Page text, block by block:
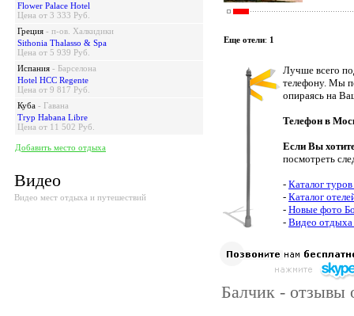
Flower Palace Hotel
Цена от 3 333 Руб.
Греция - п-ов. Халкидики
Sithonia Thalasso & Spa
Цена от 5 939 Руб.
Испания - Барселона
Hotel HCC Regente
Цена от 9 817 Руб.
Куба - Гавана
Tryp Habana Libre
Цена от 11 502 Руб.
Добавить место отдыха
Видео
Видео мест отдыха и путешествий
Еще отели: 1
Лучше всего
телефону. Мы
опираясь на
Телефон в
Если Вы
посмотреть
- Каталог
- Каталог
- Новые фото
- Видео отдыха
Балчик - отзывы